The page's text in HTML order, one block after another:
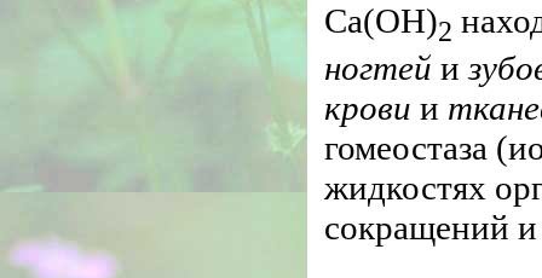
Са(ОН)2
ногтей и
крови и
гомеостаза
жидкостях
сокращений